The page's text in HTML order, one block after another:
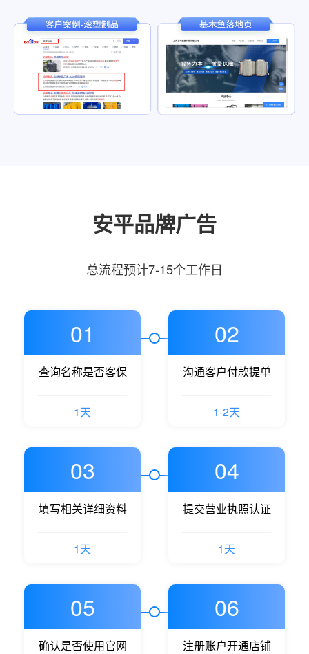
安平品牌广告
总流程预计7-15个工作日
01
查询名称是否客保
1天
02
沟通客户付款提单
1-2天
03
填写相关详细资料
1天
04
提交营业执照认证
1天
05
确认是否使用官网
06
注册账户开通店铺